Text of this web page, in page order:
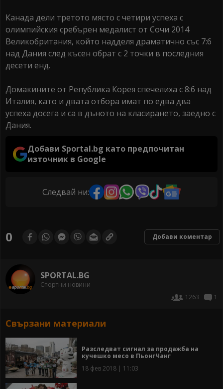
Канада дели третото място с четири успеха с
олимпийския сребърен медалист от Сочи 2014
Великобритания, който надделя драматично със 7:6
над Дания след късен обрат с 2 точки в последния
десети енд.
Домакините от Република Корея спечелиха с 8:6 над
Италия, като и двата отбора имат по едва два
успеха досега и са в дъното на класирането, заедно с
Дания.
Добави Sportal.bg като предпочитан
източник в Google
Следвай ни:
0 Добави коментар
SPORTAL.BG
Спортни новини
1263
1
Свързани материали
Разследват сигнал за продажба на
кучешко месо в ПьонгЧанг
18 фев 2018 | 11:03